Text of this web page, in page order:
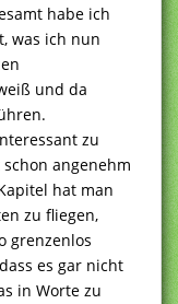
habe ich
was ich nun
und da
zu
angenehm
hat man
zu fliegen,
grenzenlos
es gar nicht
in Worte zu